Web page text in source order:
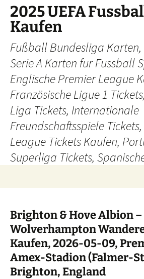
Skip
content
2025 UEFA
Kaufen
Fußball Bundesliga
Serie A Karten fur Fussball
Englische Premier League
Französische Ligue 1
Liga Tickets, Internationale
Freundschaftsspiele
League Tickets Kaufen,
Superliga Tickets,
Brighton & Hove Albion –
Wolverhampton
Kaufen, 2026-05-09,
Amex-Stadion (Falmer-
Brighton, England